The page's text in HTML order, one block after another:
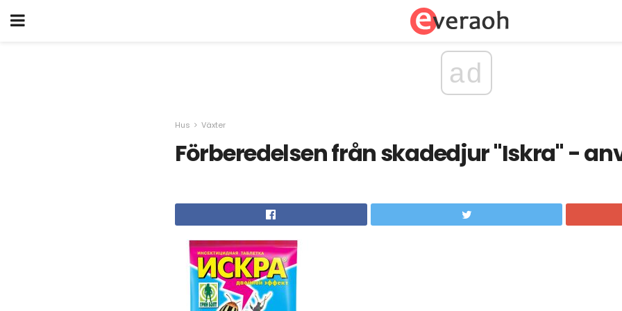
ad
Hus Växter
Förberedelsen från skadedjur "Iskra" -